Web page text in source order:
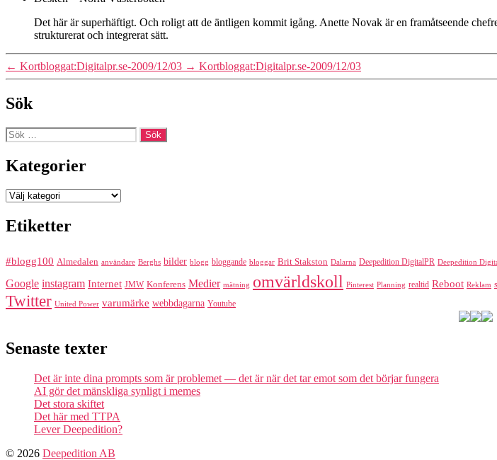
Det här är superhäftigt. Och roligt att de äntligen kommit igång. Anette Novak är en framåtseende
strukturerat och integrerat sätt.
← Kortbloggat:Digitalpr.se-2009/12/03 → Kortbloggat:Digitalpr.se-2009/12/03
Sök
Sök
efter:
Kategorier
Kategorier
Etiketter
#blogg100 Almedalen användare Berghs bilder blogg bloggande bloggar Brit Stakston Dalarna Deepedition DigitalPR Deepedition
Google instagram Internet JMW Konferens Medier mätning omvärldskoll Pinterest Planning realtid Reboot Reklam
Twitter United Power varumärke webbdagarna Youtube
Senaste texter
Det är inte dina prompts som är problemet — det är när det tar emot som det börjar fungera
AI gör det mänskliga synligt i memes
Det stora skiftet
Det här med TTPA
Lever Deepedition?
© 2026 Deepedition AB